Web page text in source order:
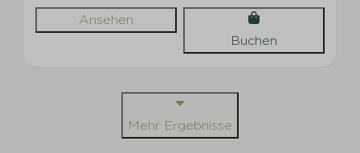
Ansehen
Buchen
Mehr Ergebnisse